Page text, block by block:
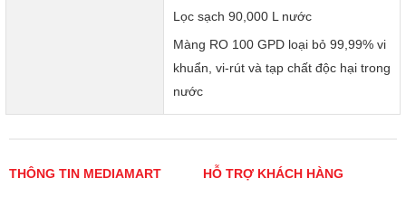
Lọc sạch 90,000 L nước
Màng RO 100 GPD loại bỏ 99,99% vi
khuẩn, vi-rút và tạp chất độc hại trong
nước
THÔNG TIN MEDIAMART HỖ TRỢ KHÁCH HÀNG